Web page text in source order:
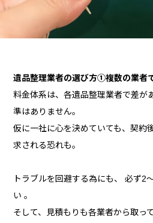
遺品整理業者の選び方①複数の業者
料金体系は、各遺品整理業者で差が
準はありません。
仮に一社に心を決めていても、契約
求される恐れも。
トラブルを回避する為にも、 必ず2
い 。
そして、見積もりも各業者から取っ